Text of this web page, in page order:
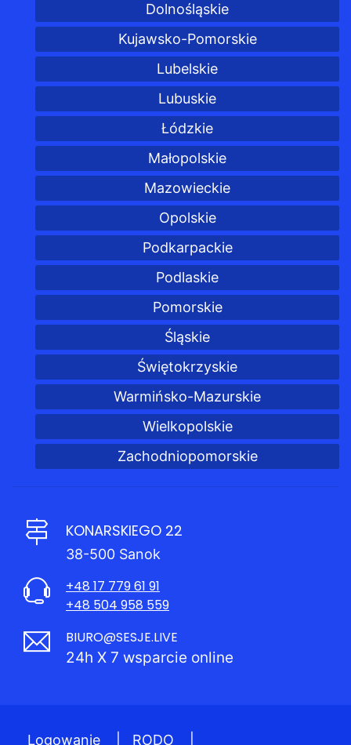
Dolnośląskie
Kujawsko-Pomorskie
Lubelskie
Lubuskie
Łódzkie
Małopolskie
Mazowieckie
Opolskie
Podkarpackie
Podlaskie
Pomorskie
Śląskie
Świętokrzyskie
Warmińsko-Mazurskie
Wielkopolskie
Zachodniopomorskie
KONARSKIEGO 22
38-500 Sanok
+48 17 779 61 91
+48 504 958 559
BIURO@SESJE.LIVE
24h X 7 wsparcie online
Logowanie RODO